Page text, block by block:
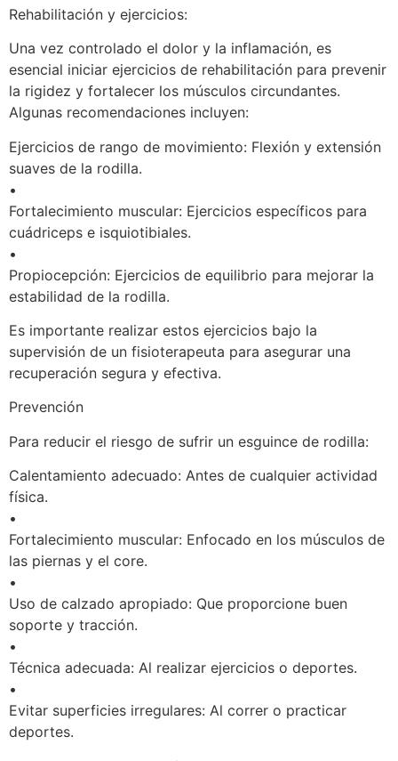
Rehabilitación y ejercicios:
Una vez controlado el dolor y la inflamación, es
esencial iniciar ejercicios de rehabilitación para prevenir
la rigidez y fortalecer los músculos circundantes.
Algunas recomendaciones incluyen:
Ejercicios de rango de movimiento: Flexión y extensión
suaves de la rodilla.
•
Fortalecimiento muscular: Ejercicios específicos para
cuádriceps e isquiotibiales.
•
Propiocepción: Ejercicios de equilibrio para mejorar la
estabilidad de la rodilla.
Es importante realizar estos ejercicios bajo la
supervisión de un fisioterapeuta para asegurar una
recuperación segura y efectiva.
Prevención
Para reducir el riesgo de sufrir un esguince de rodilla:
Calentamiento adecuado: Antes de cualquier actividad
física.
•
Fortalecimiento muscular: Enfocado en los músculos de
las piernas y el core.
•
Uso de calzado apropiado: Que proporcione buen
soporte y tracción.
•
Técnica adecuada: Al realizar ejercicios o deportes.
•
Evitar superficies irregulares: Al correr o practicar
deportes.